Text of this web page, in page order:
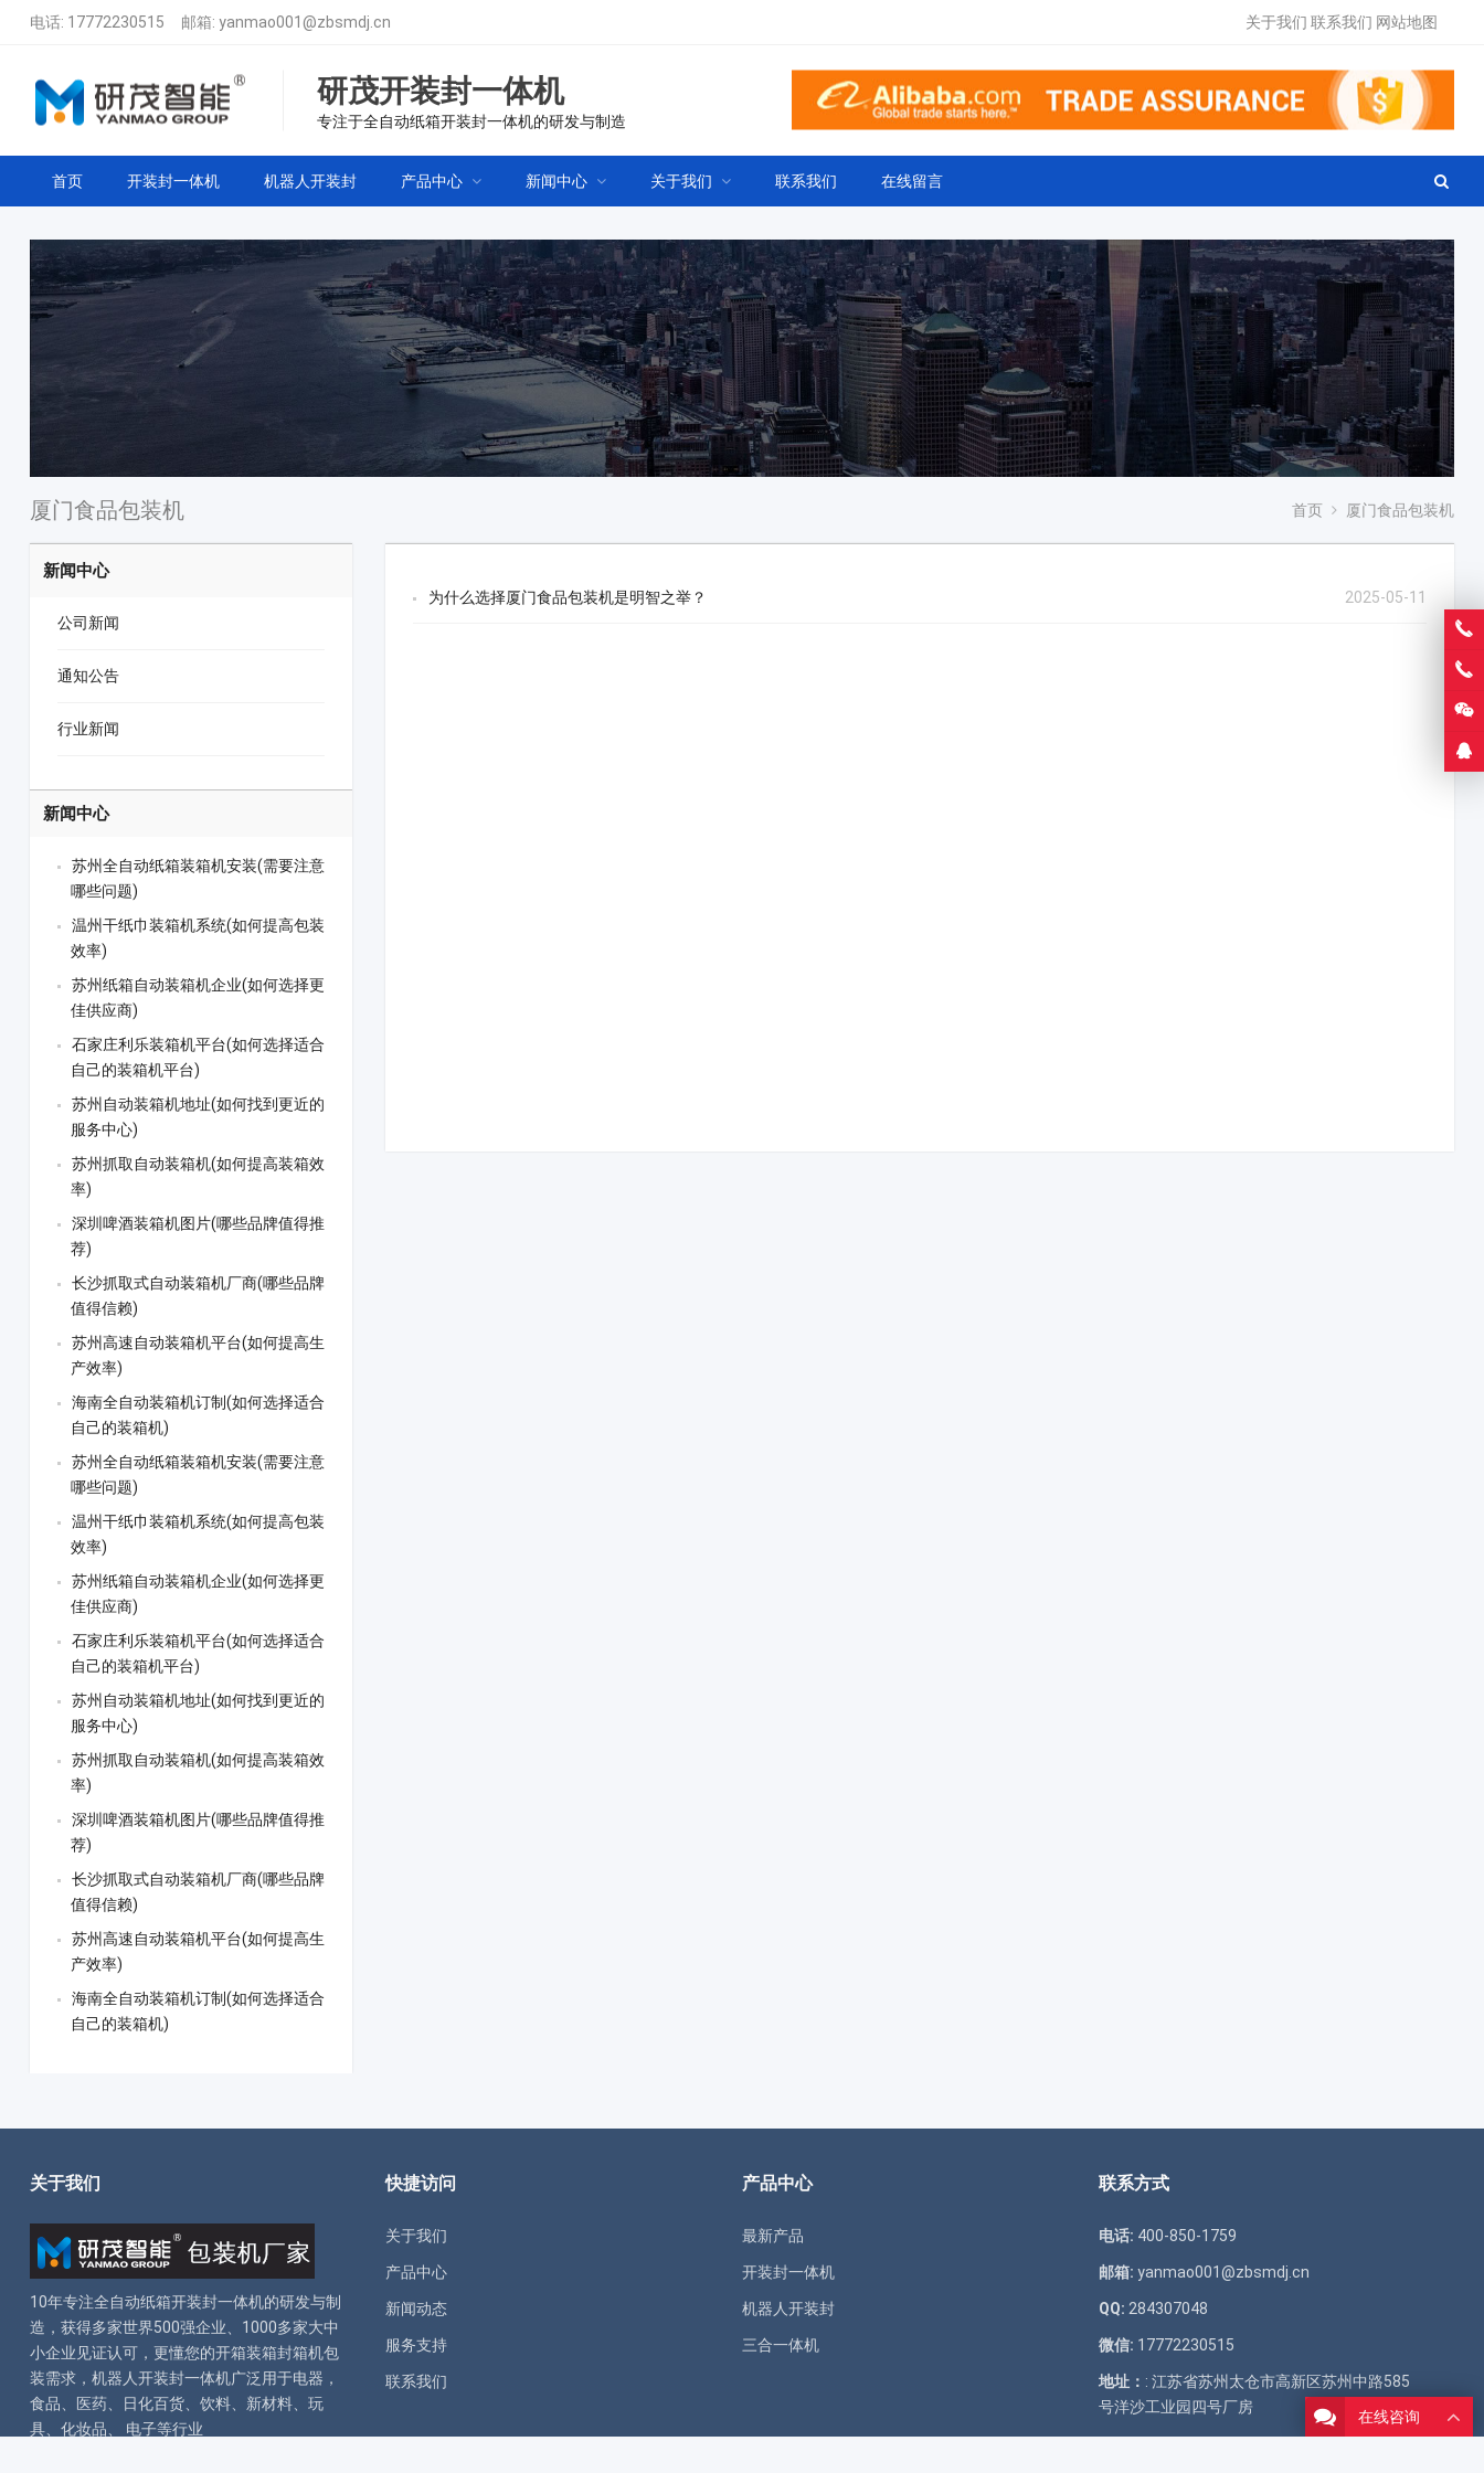
电话: 17772230515 邮箱: yanmao001@zbsmdj.cn 关于我们 联系我们 网站地图
研茂开装封一体机
专注于全自动纸箱开装封一体机的研发与制造
首页 开装封一体机 机器人开装封 产品中心 新闻中心 关于我们 联系我们 在线留言
厦门食品包装机 首页 厦门食品包装机
2025-05-11
为什么选择厦门食品包装机是明智之举？
新闻中心
公司新闻
通知公告
行业新闻
新闻中心
苏州全自动纸箱装箱机安装(需要注意
哪些问题)
温州干纸巾装箱机系统(如何提高包装
效率)
苏州纸箱自动装箱机企业(如何选择更
佳供应商)
石家庄利乐装箱机平台(如何选择适合
自己的装箱机平台)
苏州自动装箱机地址(如何找到更近的
服务中心)
苏州抓取自动装箱机(如何提高装箱效
率)
深圳啤酒装箱机图片(哪些品牌值得推
荐)
长沙抓取式自动装箱机厂商(哪些品牌
值得信赖)
苏州高速自动装箱机平台(如何提高生
产效率)
海南全自动装箱机订制(如何选择适合
自己的装箱机)
苏州全自动纸箱装箱机安装(需要注意
哪些问题)
温州干纸巾装箱机系统(如何提高包装
效率)
苏州纸箱自动装箱机企业(如何选择更
佳供应商)
石家庄利乐装箱机平台(如何选择适合
自己的装箱机平台)
苏州自动装箱机地址(如何找到更近的
服务中心)
苏州抓取自动装箱机(如何提高装箱效
率)
深圳啤酒装箱机图片(哪些品牌值得推
荐)
长沙抓取式自动装箱机厂商(哪些品牌
值得信赖)
苏州高速自动装箱机平台(如何提高生
产效率)
海南全自动装箱机订制(如何选择适合
自己的装箱机)
关于我们
10年专注全自动纸箱开装封一体机的研发与制
造，获得多家世界500强企业、1000多家大中
小企业见证认可，更懂您的开箱装箱封箱机包
装需求， 机器人开装封一体机广泛用于电器，
食品、医药、日化百货、饮料、新材料、玩
具、化妆品、 电子等行业
快捷访问
关于我们
产品中心
新闻动态
服务支持
联系我们
产品中心
最新产品
开装封一体机
机器人开装封
三合一体机
联系方式
电话: 400-850-1759
邮箱: yanmao001@zbsmdj.cn
QQ: 284307048
微信: 17772230515
地址： : 江苏省苏州太仓市高新区苏州中路585
号洋沙工业园四号厂房
在线咨询